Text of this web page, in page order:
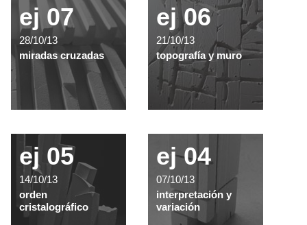
ej 07
28/10/13
miradas cruzadas
ej 06
21/10/13
topografía y muro
ej 05
14/10/13
orden
cristalográfico
ej 04
07/10/13
interpretación y
variación